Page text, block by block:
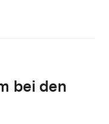
bei den